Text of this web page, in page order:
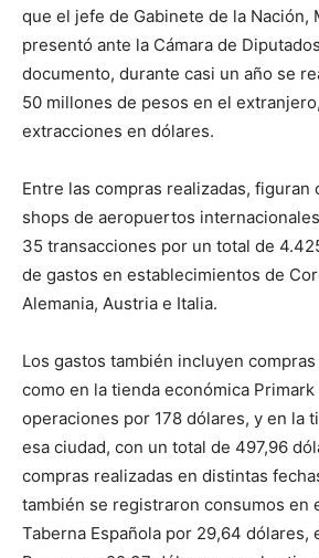
que el jefe de Gabinete de la Nación,
presentó ante la Cámara de
documento, durante casi un año se
50 millones de pesos en el
extracciones en dólares.
Entre las compras realizadas, figuran
shops de aeropuertos
35 transacciones por un total de
de gastos en establecimientos de
Alemania, Austria e Italia.
Los gastos también incluyen
como en la tienda económica
operaciones por 178 dólares, y en la
esa ciudad, con un total de 497,96
compras realizadas en distintas
también se registraron consumos en
Taberna Española por 29,64 dólares,